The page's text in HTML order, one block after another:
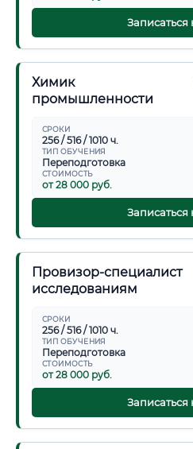
Записаться
Химик
промышленности
СРОКИ
256 / 516 / 1010 ч.
ТИП ОБУЧЕНИЯ
Переподготовка
СТОИМОСТЬ
от 28 000 руб.
Записаться
Провизор-
исследованиям
СРОКИ
256 / 516 / 1010 ч.
ТИП ОБУЧЕНИЯ
Переподготовка
СТОИМОСТЬ
от 28 000 руб.
Записаться